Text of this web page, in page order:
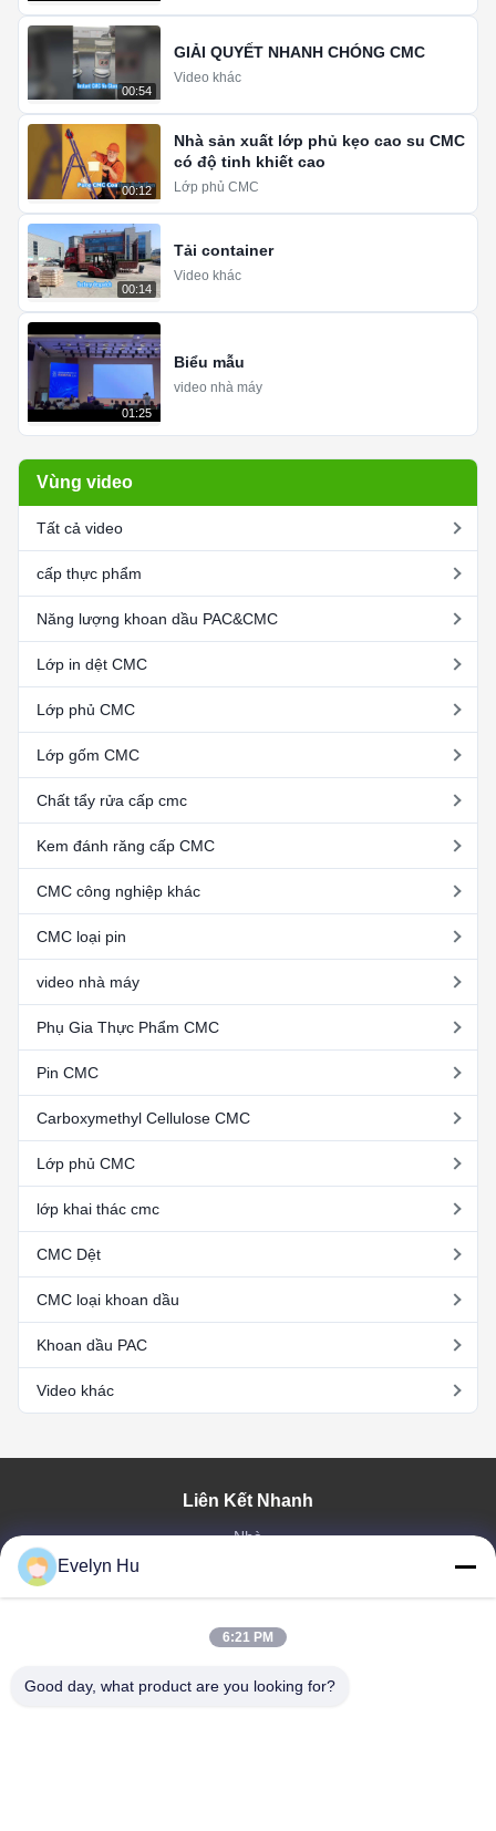
00:54
GIẢI QUYẾT NHANH CHÓNG CMC
Video khác
00:12
Nhà sản xuất lớp phủ kẹo cao su CMC
có độ tinh khiết cao
Lớp phủ CMC
00:14
Tải container
Video khác
01:25
Biểu mẫu
video nhà máy
Vùng video
Tất cả video
cấp thực phẩm
Năng lượng khoan dầu PAC&CMC
Lớp in dệt CMC
Lớp phủ CMC
Lớp gốm CMC
Chất tẩy rửa cấp cmc
Kem đánh răng cấp CMC
CMC công nghiệp khác
CMC loại pin
video nhà máy
Phụ Gia Thực Phẩm CMC
Pin CMC
Carboxymethyl Cellulose CMC
Lớp phủ CMC
lớp khai thác cmc
CMC Dệt
CMC loại khoan dầu
Khoan dầu PAC
Video khác
Liên Kết Nhanh
Nhà
Hướng Dẫn VR
Tham Quan Nhà Máy
Kiểm Soát Chất Lượng
Evelyn Hu
6:21 PM
Good day, what product are you looking for?